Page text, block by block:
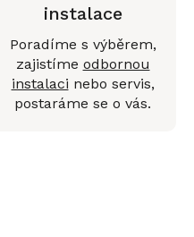
instalace
Poradíme s výběrem,
zajistíme odbornou
instalaci nebo servis,
postaráme se o vás.